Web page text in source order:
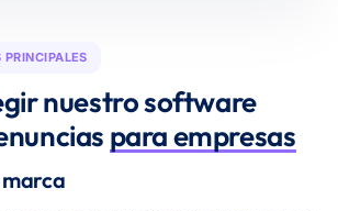
nuestro software
para empresas